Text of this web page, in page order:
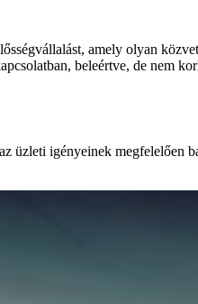
amely olyan
beleértve, de nem
üzleti igényeinek megfelelően